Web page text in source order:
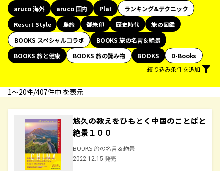
aruco 海外
aruco 国内 Plat
ランキング&テクニック
Resort Style
島旅 御朱印 歴史時代
旅の図鑑
BOOKS スペシャルコラボ
BOOKS 旅の名言＆絶景
BOOKS 旅と健康
BOOKS 旅の読み物 BOOKS
D-Books
絞り込み条件を追加
1〜20件/407件中 を表示
悠久の教えをひもとく中国のことばと
絶景１００
BOOKS 旅の名言＆絶景
2022.12.15 発売